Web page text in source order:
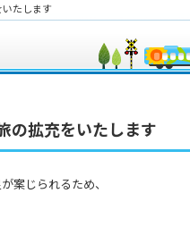
たします
の拡充をいたします
案じられるため、